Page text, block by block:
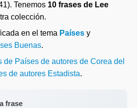
Tenemos 10 frases de Lee
colección.
en el tema Países y
Buenas.
de Países de autores de Corea del
de autores Estadista.
frase